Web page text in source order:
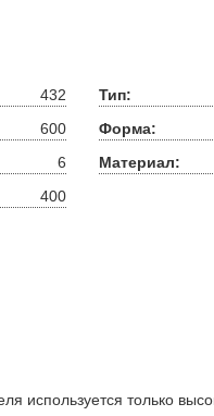
432
600
6
400
Тип:
Форма:
Материал:
используется только